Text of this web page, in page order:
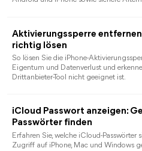
Vier Wege zum Zurücksetzen
Voraussetzungen,
und klarer Entscheidungshilfe.
Zugriff auf Ihr iPhone
So lässt sich ein gesperrtes
prüfen, Apple-Methoden